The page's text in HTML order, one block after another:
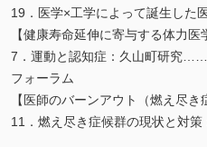
19．医学×工学によって誕生し
【健康寿命延伸に寄与する体力医
7．運動と認知症：久山町研究
フォーラム
【医師のバーンアウト（燃え尽
11．燃え尽き症候群の現状と対